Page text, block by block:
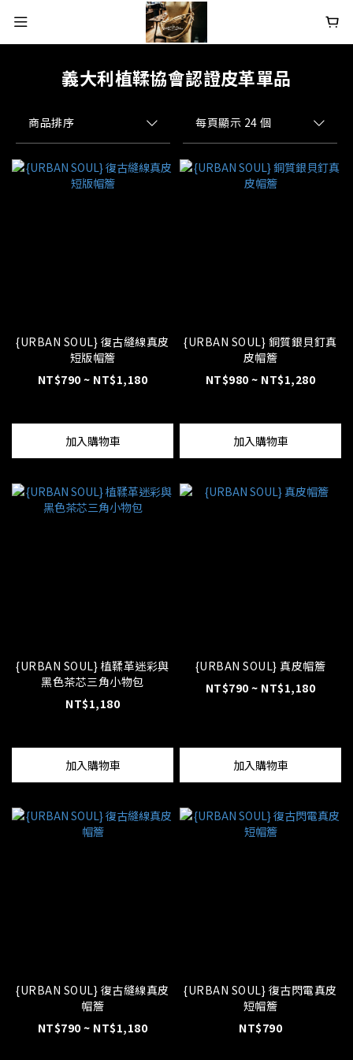
義大利植鞣協會認證皮革單品
商品排序 每頁顯示 24 個
{URBAN SOUL} 復古縫線真皮
短版帽簷
NT$790 ~ NT$1,180
加入購物車
{URBAN SOUL} 銅質銀貝釘真
皮帽簷
NT$980 ~ NT$1,280
加入購物車
{URBAN SOUL} 植鞣革迷彩與
黑色茶芯三角小物包
NT$1,180
加入購物車
{URBAN SOUL} 真皮帽簷
NT$790 ~ NT$1,180
加入購物車
{URBAN SOUL} 復古縫線真皮
帽簷
NT$790 ~ NT$1,180
{URBAN SOUL} 復古閃電真皮
短帽簷
NT$790